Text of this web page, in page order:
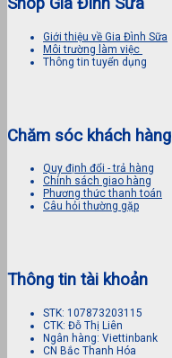
Giới thiệu về Gia Đình Sữa
Môi trường làm việc
Thông tin tuyển dụng
Chăm sóc khách hàng
Quy định đổi - trả hàng
Chính sách giao hàng
Phương thức thanh toán
Câu hỏi thường gặp
Thông tin tài khoản
STK: 107873203115
CTK: Đỗ Thị Liên
Ngân hàng: Viettinbank
CN Bắc Thanh Hóa